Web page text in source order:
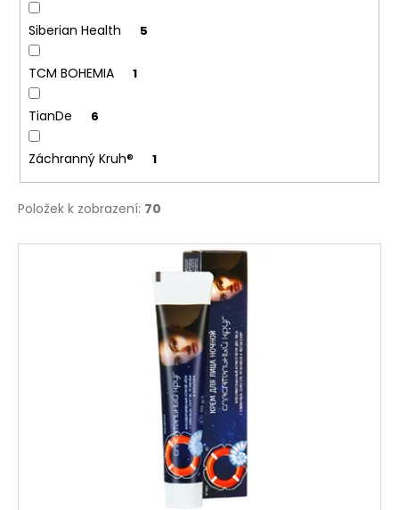
Siberian Health 5
TCM BOHEMIA 1
TianDe 6
Záchranný Kruh® 1
Položek k zobrazení: 70
V